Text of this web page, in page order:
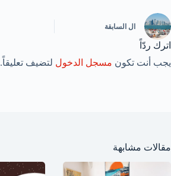
ال السابقة
اترك ردّاً
يجب أنت تكون مسجل الدخول لتضيف تعليقاً.
مقالات مشابهة